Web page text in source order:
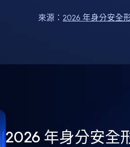
來源： 2026 年身分安全
2026 年身分安全